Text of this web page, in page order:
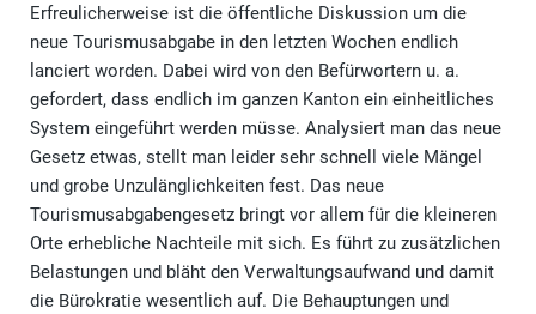
Erfreulicherweise ist die öffentliche Diskussion um die
neue Tourismusabgabe in den letzten Wochen endlich
lanciert worden. Dabei wird von den Befürwortern u. a.
gefordert, dass endlich im ganzen Kanton ein einheitliches
System eingeführt werden müsse. Analysiert man das neue
Gesetz etwas, stellt man leider sehr schnell viele Mängel
und grobe Unzulänglichkeiten fest. Das neue
Tourismusabgabengesetz bringt vor allem für die kleineren
Orte erhebliche Nachteile mit sich. Es führt zu zusätzlichen
Belastungen und bläht den Verwaltungsaufwand und damit
die Bürokratie wesentlich auf. Die Behauptungen und